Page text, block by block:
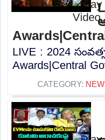
LIVE : 2024
Awards|Central
CATEGORY: